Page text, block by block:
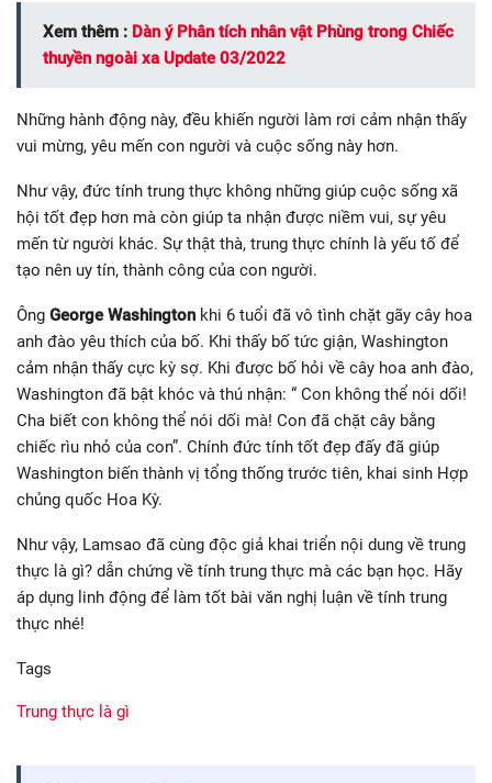
Xem thêm : Dàn ý Phân tích nhân vật Phùng trong Chiếc
thuyền ngoài xa Update 03/2022
Những hành động này, đều khiến người làm rơi cảm nhận thấy
vui mừng, yêu mến con người và cuộc sống này hơn.
Như vậy, đức tính trung thực không những giúp cuộc sống xã
hội tốt đẹp hơn mà còn giúp ta nhận được niềm vui, sự yêu
mến từ người khác. Sự thật thà, trung thực chính là yếu tố để
tạo nên uy tín, thành công của con người.
Ông George Washington khi 6 tuổi đã vô tình chặt gãy cây hoa
anh đào yêu thích của bố. Khi thấy bố tức giận, Washington
cảm nhận thấy cực kỳ sợ. Khi được bố hỏi về cây hoa anh đào,
Washington đã bật khóc và thú nhận: “ Con không thể nói dối!
Cha biết con không thể nói dối mà! Con đã chặt cây bằng
chiếc rìu nhỏ của con”. Chính đức tính tốt đẹp đấy đã giúp
Washington biến thành vị tổng thống trước tiên, khai sinh Hợp
chủng quốc Hoa Kỳ.
Như vậy, Lamsao đã cùng độc giả khai triển nội dung về trung
thực là gì? dẫn chứng về tính trung thực mà các bạn học. Hãy
áp dụng linh động để làm tốt bài văn nghị luận về tính trung
thực nhé!
Tags
Trung thực là gì